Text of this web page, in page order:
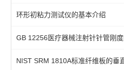
热粘试验仪
揉搓试验仪
抗跌落试验仪
环形初粘力测试仪的基本介绍
GB 12256医疗器械注射针针管刚
NIST SRM 1810A标准纤维板的垂